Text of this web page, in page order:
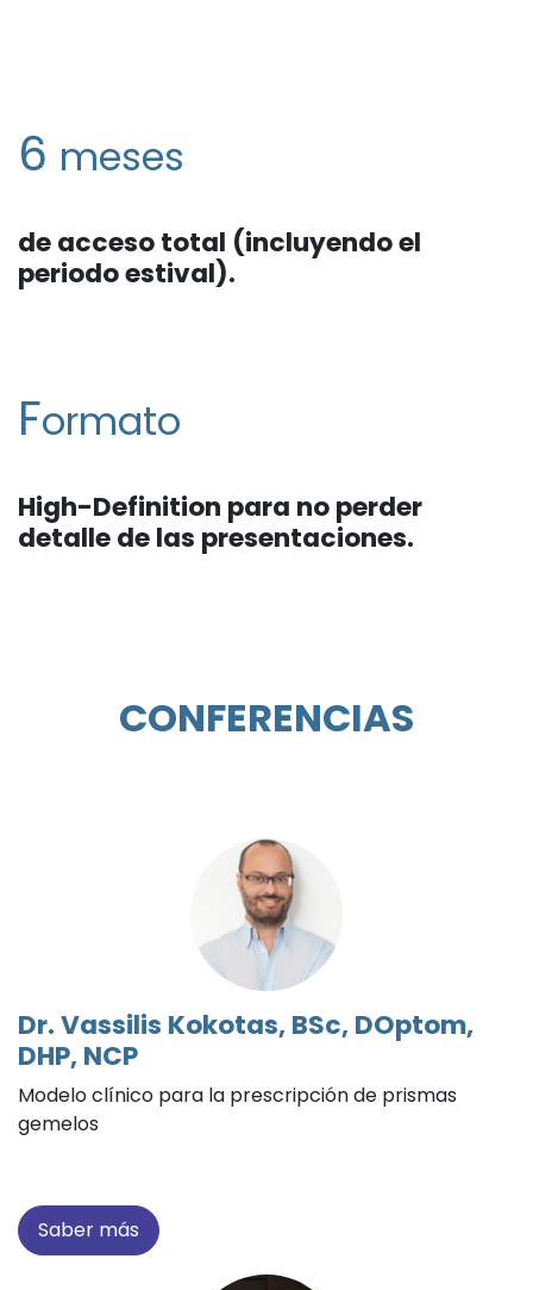
6 meses
de acceso total (incluyendo el
periodo estival).
Formato
High-Definition para no perder
detalle de las presentaciones.
CONFERENCIAS
Dr. Vassilis Kokotas, BSc, DOptom,
DHP, NCP
Modelo clínico para la prescripción de prismas
gemelos
Saber más